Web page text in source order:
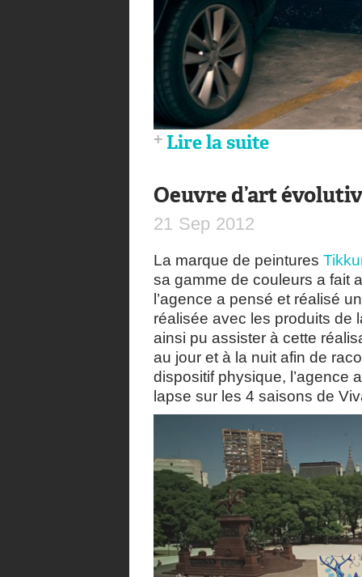
Lire la suite
Oeuvre d’art
21 Sep 2012
La marque de peintures
sa gamme de couleurs a fait
l’agence a pensé et réalisé
réalisée avec les produits de
ainsi pu assister à cette
au jour et à la nuit afin de
dispositif physique, l’agence
lapse sur les 4 saisons de